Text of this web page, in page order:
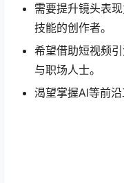
需要提升镜头表
技能的创作者。
希望借助短视频
与职场人士。
渴望掌握AI等前沿